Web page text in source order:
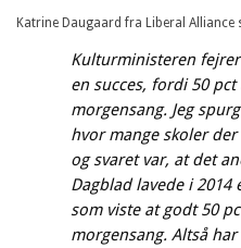
Katrine Daugaard fra Liberal Alliance
Kulturministeren fejrer
en succes, fordi 50
morgensang. Jeg
hvor mange skoler
og svaret var, at det
Dagblad lavede i
som viste at godt 50
morgensang. Altså